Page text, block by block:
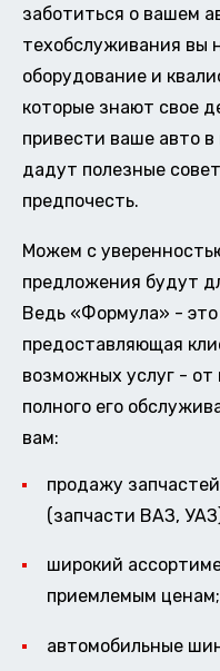
заботиться о вашем
техобслуживания вы
оборудование и
которые знают свое
привести ваше авто в
дадут полезные
предпочесть.
Можем с
предложения будут
Ведь «Формула» - это
предоставляющая
возможных услуг - от
полного его
вам:
продажу
(запчасти ВАЗ,
широкий
приемлемым ценам;
автомобильные